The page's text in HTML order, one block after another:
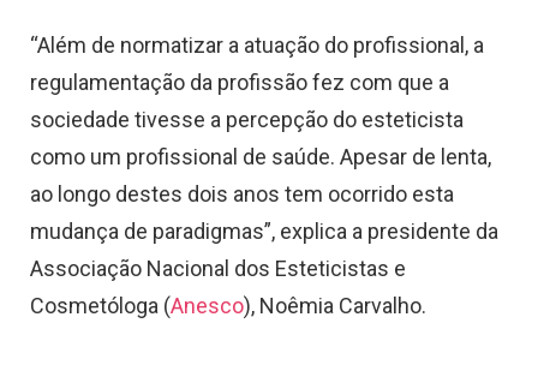
“Além de normatizar a atuação do profissional, a
regulamentação da profissão fez com que a
sociedade tivesse a percepção do esteticista
como um profissional de saúde. Apesar de lenta,
ao longo destes dois anos tem ocorrido esta
mudança de paradigmas”, explica a presidente da
Associação Nacional dos Esteticistas e
Cosmetóloga (Anesco), Noêmia Carvalho.